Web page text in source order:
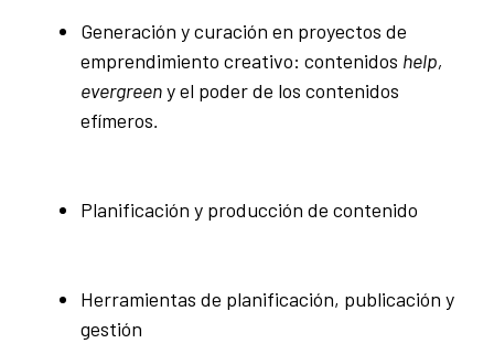
Generación y curación en proyectos de
emprendimiento creativo: contenidos help,
evergreeny el poder de los contenidos
efímeros.
Planificación y producción de contenido
Herramientas de planificación, publicación y
gestión